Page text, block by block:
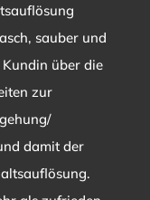
sauber und
über die
zur
damit der